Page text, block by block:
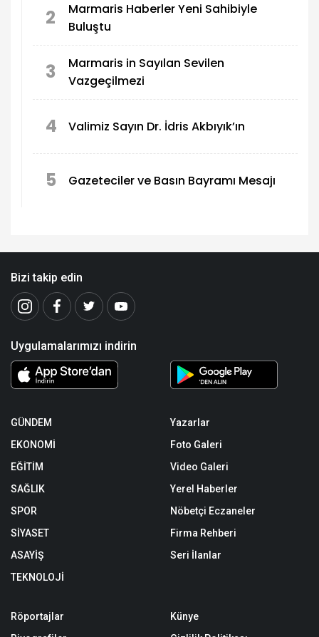
2
Marmaris Haberler Yeni Sahibiyle
Buluştu
3
Marmaris in Sayılan Sevilen
Vazgeçilmezi
4 Valimiz Sayın Dr. İdris Akbıyık’ın
5 Gazeteciler ve Basın Bayramı Mesajı
Bizi takip edin
Uygulamalarımızı indirin
GÜNDEM
EKONOMİ
EĞİTİM
SAĞLIK
SPOR
SİYASET
ASAYİŞ
TEKNOLOJİ
Yazarlar
Foto Galeri
Video Galeri
Yerel Haberler
Nöbetçi Eczaneler
Firma Rehberi
Seri İlanlar
Röportajlar
Künye